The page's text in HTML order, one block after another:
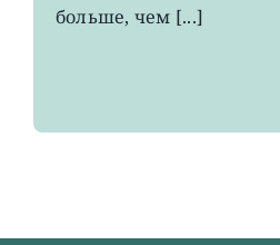
больше, чем [...]